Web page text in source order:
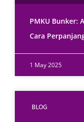
PMKU Bunker:
Cara
1 May 2025
BLOG